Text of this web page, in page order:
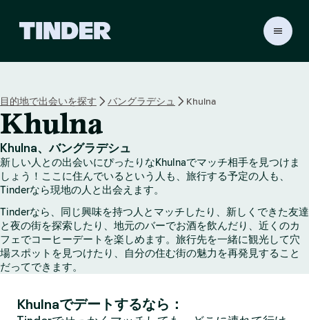
r
ム
ペ
ー
ジ
目的地で出会いを探す バングラデシュ Khulna
Khulna
Khulna、バングラデシュ
新しい人との出会いにぴったりなKhulnaでマッチ相手を見つけま
しょう！ここに住んでいるという人も、旅行する予定の人も、
Tinderなら現地の人と出会えます。
Tinderなら、同じ興味を持つ人とマッチしたり、新しくできた友達
と夜の街を探索したり、地元のバーでお酒を飲んだり、近くのカ
フェでコーヒーデートを楽しめます。旅行先を一緒に観光して穴
場スポットを見つけたり、自分の住む街の魅力を再発見すること
だってできます。
Khulnaでデートするなら：